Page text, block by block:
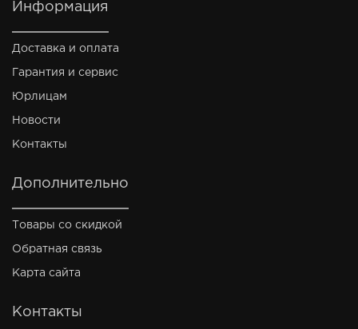
Информация
Доставка и оплата
Гарантия и сервис
Юрлицам
Новости
Контакты
Дополнительно
Товары со скидкой
Обратная связь
Карта сайта
Контакты